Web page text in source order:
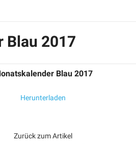
Blau 2017
Blau 2017
Herunterladen
Zurück zum Artikel